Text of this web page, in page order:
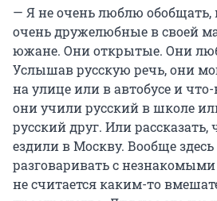
— Я не очень люблю обобщать,
очень дружелюбные в своей
южане. Они открытые. Они
Услышав русскую речь, они
на улице или в автобусе и
они учили русский в школе
русский друг. Или
ездили в Москву. Вообще
разговаривать с
не считается каким-то